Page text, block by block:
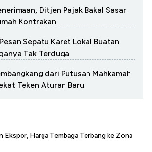
Ditjen Pajak Bakal Sasar
Kontrakan
Sepatu Karet Lokal Buatan
Tak Terduga
dari Putusan Mahkamah
Teken Aturan Baru
Ekspor, Harga Tembaga Terbang ke Zona